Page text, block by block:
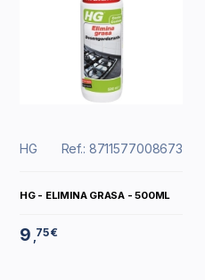
HG Ref.: 8711577008673
HG - ELIMINA GRASA - 500ML
9 ,75 €